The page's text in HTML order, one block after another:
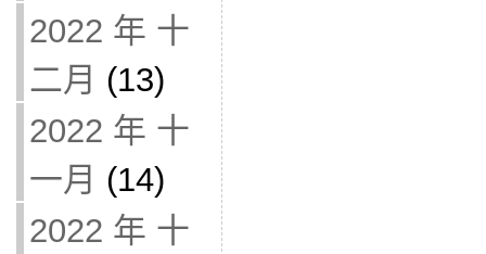
2022 年 十
二月 (13)
2022 年 十
一月 (14)
2022 年 十